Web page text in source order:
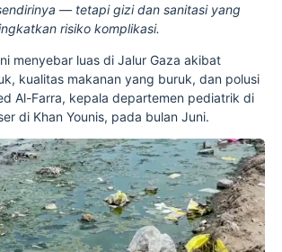
— tetapi gizi dan sanitasi yang
risiko komplikasi.
menyebar luas di Jalur Gaza akibat
kualitas makanan yang buruk, dan polusi
Al-Farra, kepala departemen pediatrik di
di Khan Younis, pada bulan Juni.